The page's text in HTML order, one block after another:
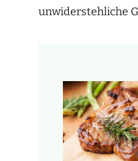
unwiderstehliche